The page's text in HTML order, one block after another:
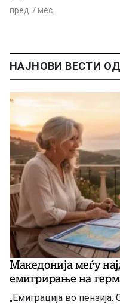
пред 7 мес.
НАЈНОВИ ВЕСТИ
Македонија меѓу
емигрирање на
„Емиграција во